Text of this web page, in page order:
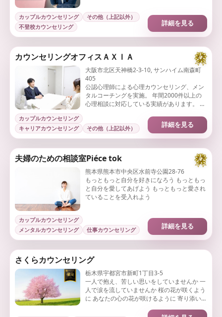
カップルカウンセリング
その他（上記以外）
不登校カウンセリング
詳細を見る
カウンセリングオフィスＡＸＩＡ
大阪市北区天神橋2-3-10, サンハイム南森町
405
公認心理師による心理カウンセリング、メン
タルコーチングを実施。 年間2000件以上の
心理相談に対応している実績があります。 企
カップルカウンセリング
キャリアカウンセリング
その他（上記以外） 詳細を見る
夫婦のための相談室Piéce tok
熊本県熊本市中央区水前寺公園28-76
もっともっと自分を好きになろう もっともっ
と自分を愛してあげよう もっともっと愛され
ていることを受入れよう
カップルカウンセリング
メンタルカウンセリング
仕事カウンセリング 詳細を見る
さくらカウンセリング
栃木県宇都宮市新町1丁目3-5
一人で抱え、苦しい思いをしていませんか 一
人で涙を流していませんか 桜の花が咲くよう
に あなたの心の花が咲けるように 寄り添い一